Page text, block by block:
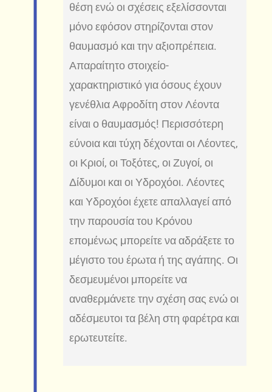
θέση ενώ οι σχέσεις εξελίσσονται
μόνο εφόσον στηρίζονται στον
θαυμασμό και την αξιοπρέπεια.
Απαραίτητο στοιχείο-
χαρακτηριστικό για όσους έχουν
γενέθλια Αφροδίτη στον Λέοντα
είναι ο θαυμασμός! Περισσότερη
εύνοια και τύχη δέχονται οι Λέοντες,
οι Κριοί, οι Τοξότες, οι Ζυγοί, οι
Δίδυμοι και οι Υδροχόοι. Λέοντες
και Υδροχόοι έχετε απαλλαγεί από
την παρουσία του Κρόνου
επομένως μπορείτε να αδράξετε το
μέγιστο του έρωτα ή της αγάπης. Οι
δεσμευμένοι μπορείτε να
αναθερμάνετε την σχέση σας ενώ οι
αδέσμευτοι τα βέλη στη φαρέτρα και
ερωτευτείτε.